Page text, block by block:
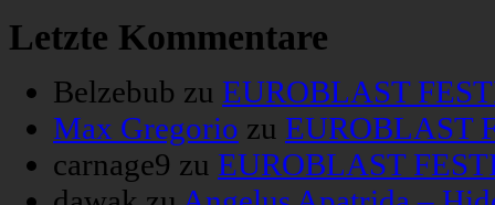
Letzte Kommentare
Belzebub zu EUROBLAST
Max Gregorio zu EUROBLAST
carnage9 zu EUROBLAST